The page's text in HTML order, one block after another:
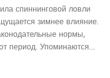
спиннинговой ловли
зимнее влияние.
нормы,
период. Упоминаются
Также поднимается